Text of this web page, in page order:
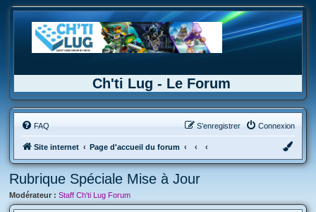
Ch'ti Lug - Le Forum
FAQ Connexion
S’enregistrer
Site internet Page d'accueil du forum
Rubrique Spéciale Mise à Jour
Modérateur : Staff Ch'ti Lug Forum